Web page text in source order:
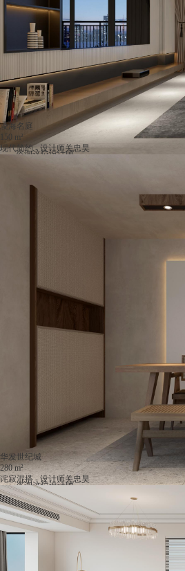
凌海名庭
150 m²
现代简约 - 设计师关忠昊
咨询这位设计师
华发世纪城
280 m²
诧寂混搭 - 设计师关忠昊
咨询这位设计师